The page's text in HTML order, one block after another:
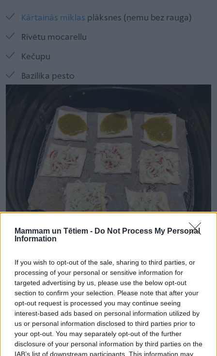
Mammam un Tētiem - Do Not Process My Personal
Information
If you wish to opt-out of the sale, sharing to third parties, or
processing of your personal or sensitive information for
targeted advertising by us, please use the below opt-out
section to confirm your selection. Please note that after your
opt-out request is processed you may continue seeing
interest-based ads based on personal information utilized by
us or personal information disclosed to third parties prior to
your opt-out. You may separately opt-out of the further
disclosure of your personal information by third parties on the
IAB’s list of downstream participants. This information may
Kārtainās mīklas plāksnes (ņemu bez rauga)
Rīvētu mocarellu
Kečupu
Bazilika pesto
Gatavošana
Mīklas plāksnes atlaidina un sagriež sešos vai
astoņos kvadrātiņos, cik nu lielas uzkodas katrs
grib.
Katram kvadrātam liek virsū minētās
sastāvdaļas dažādās variācijās. Es cepu tikai ar
pesto/pesto+siers/kečups+siers.